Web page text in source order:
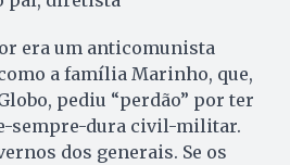
era um anticomunista
a família Marinho, que,
pediu “perdão” por ter
sempre-dura civil-militar.
dos generais. Se os